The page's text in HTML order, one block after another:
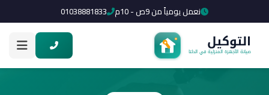
نعمل يومياً من 9ص - 10م 01038881833